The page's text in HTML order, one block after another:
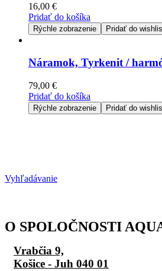
16,00 €
Pridať do košíka
Rýchle zobrazenie Pridať do
Náramok, Tyrkenit /
79,00 €
Pridať do košíka
Rýchle zobrazenie Pridať do
Vyhľadávanie
O SPOLOČNOSTI
Vrabčia 9,
Košice - Juh 040 01